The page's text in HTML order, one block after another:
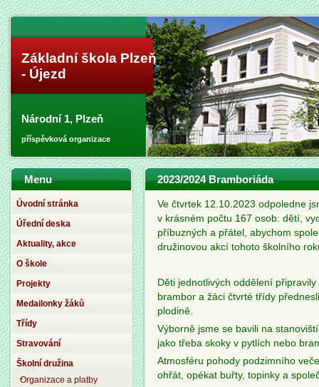
Základní škola Plzeň
- Újezd
Národní 1, Plzeň
příspěvková organizace
2023/2024 Bramboriáda
Ve čtvrtek 12.10.2023 odpoledne
v krásném počtu 167 osob: dětí,
příbuzných a přátel, abychom
družinovou akcí tohoto školního
Děti jednotlivých oddělení
brambor a žáci čtvrté třídy
plodině.
Výborně jsme se bavili na
jako třeba skoky v pytlích nebo
Atmosféru pohody podzimního
ohřát, opékat buřty, topinky a
Menu
Úvodní stránka
Úřední deska
Aktuality, akce
O škole
Projekty
Medailonky žáků
Třídy
Stravování
Školní družina
Organizace a platby